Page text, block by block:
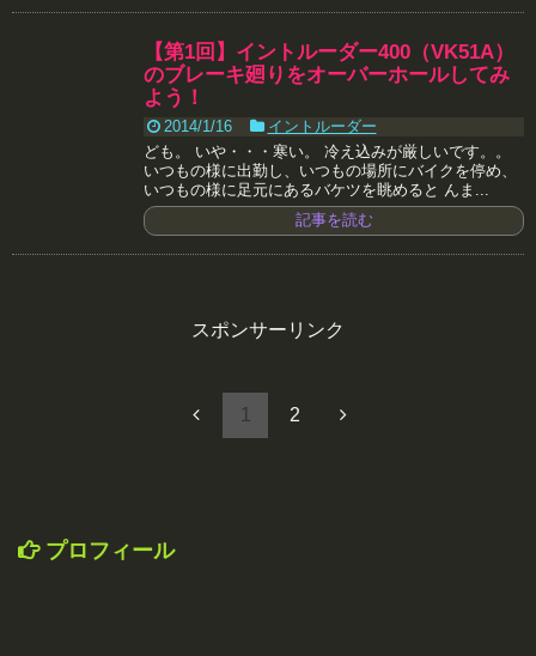
【第1回】イントルーダー400（VK51A）
のブレーキ廻りをオーバーホールしてみ
よう！
2014/1/16
イントルーダー
ども。 いや・・・寒い。 冷え込みが厳しいです。。
いつもの様に出勤し、いつもの場所にバイクを停め、
いつもの様に足元にあるバケツを眺めると んま...
記事を読む
スポンサーリンク
1 2
プロフィール